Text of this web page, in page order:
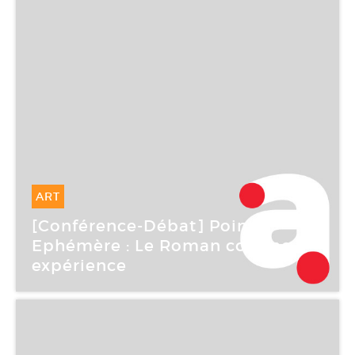
ART
14 Mar -14 Mar 2006
[Conférence-Débat] Point
Ephémère : Le Roman comme
expérience